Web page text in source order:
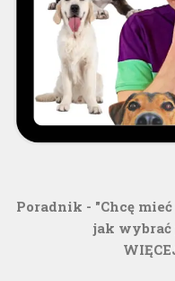
Poradnik - "Chcę
jak wybrać